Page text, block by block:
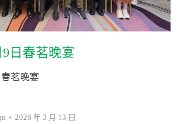
9日春茗晚宴
茗晚宴
2026 年 3 月 13 日